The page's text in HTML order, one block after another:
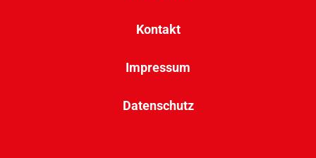
Kontakt
Impressum
Datenschutz